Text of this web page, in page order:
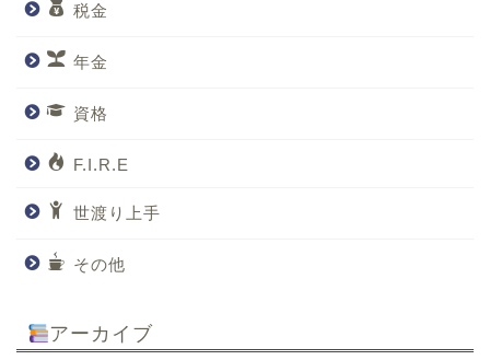
税金
年金
資格
F.I.R.E
世渡り上手
その他
アーカイブ